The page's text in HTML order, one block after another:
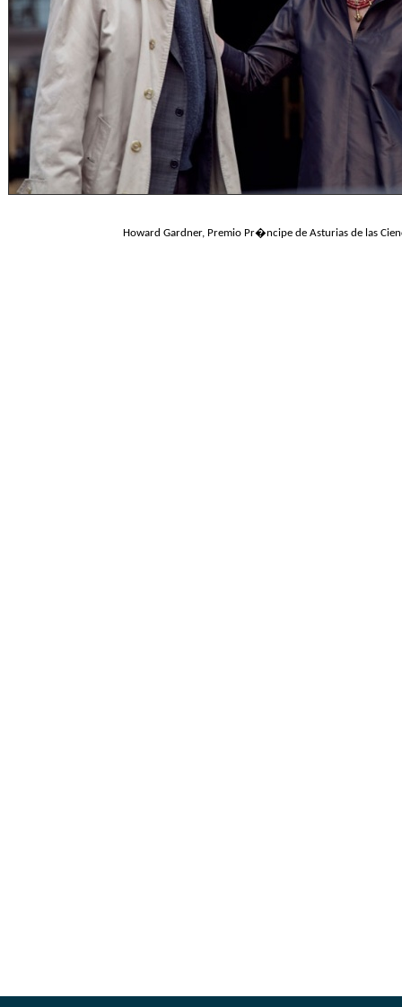
Howard Gardner, Premio Pr�ncipe de Asturias de las